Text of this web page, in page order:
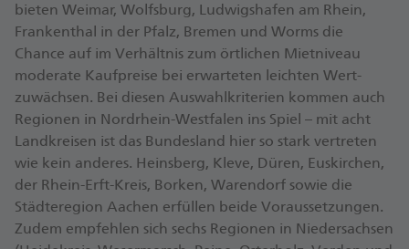
bieten Weimar, Wolfsburg, Ludwigs­hafen am Rhein,
Frankenthal in der Pfalz, Bremen und Worms die
Chance auf im Verhältnis zum örtlichen Miet­niveau
moderate Kaufpreise bei erwarteten leichten Wert­
zuwächsen. Bei diesen Auswahl­kriterien kommen auch
Regionen in Nordrhein-Westfalen ins Spiel – mit acht
Land­kreisen ist das Bundes­land hier so stark vertreten
wie kein anderes. Heinsberg, Kleve, Düren, Euskirchen,
der Rhein-Erft-Kreis, Borken, Waren­dorf sowie die
Städteregion Aachen erfüllen beide Voraus­setzungen.
Zudem empfehlen sich sechs Regionen in Nieder­sachsen